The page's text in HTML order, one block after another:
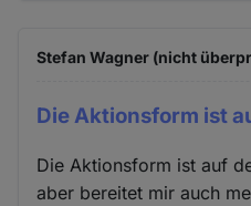
Stefan Wagner (nicht
Die Aktionsform ist
Die Aktionsform ist auf
aber bereitet mir auch